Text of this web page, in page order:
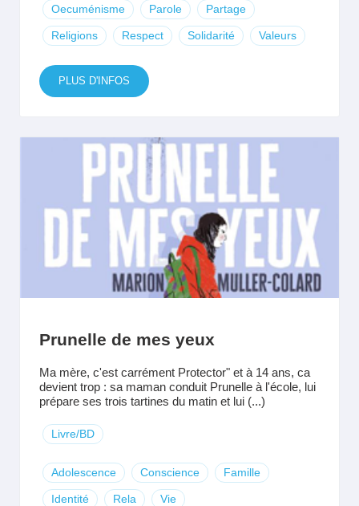
Oecuménisme Parole Partage
Religions Respect Solidarité Valeurs
PLUS D'INFOS
Prunelle de mes yeux
Ma mère, c'est carrément Protector" et à 14 ans, ca
devient trop : sa maman conduit Prunelle à l'école, lui
prépare ses trois tartines du matin et lui (...)
Livre/BD
Adolescence Conscience Famille
Identité Rela Vie